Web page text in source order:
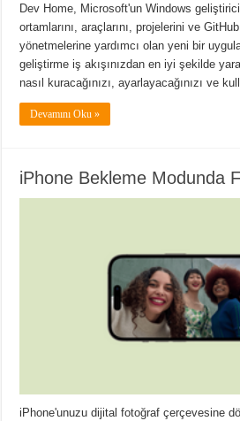
Dev Home, Microsoft'un Windows
ortamlarını, araçlarını, projelerini ve
yönetmelerine yardımcı olan yeni bir
geliştirme iş akışınızdan en iyi şekilde
nasıl kuracağınızı, ayarlayacağınızı ve
Devamını Oku »
iPhone Bekleme Modunda
iPhone'unuzu dijital fotoğraf çerçevesine